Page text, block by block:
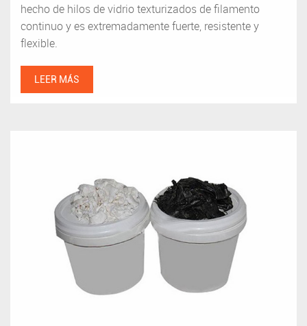
hecho de hilos de vidrio texturizados de filamento
continuo y es extremadamente fuerte, resistente y
flexible.
LEER MÁS